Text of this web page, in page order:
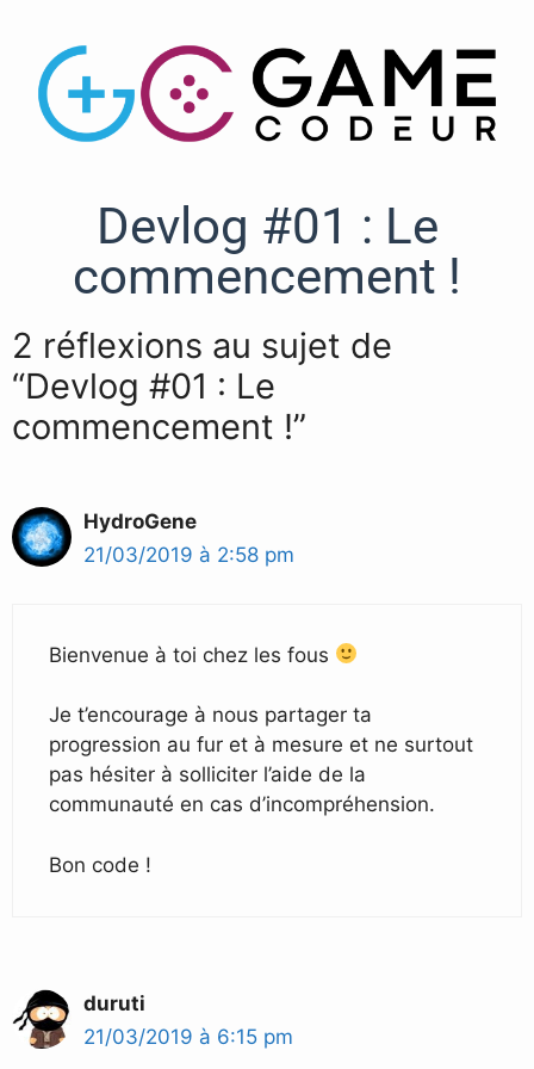
Devlog #01 : Le
commencement !
2 réflexions au sujet de
“Devlog #01 : Le
commencement !”
HydroGene
21/03/2019 à 2:58 pm
Bienvenue à toi chez les fous
Je t’encourage à nous partager ta
progression au fur et à mesure et ne surtout
pas hésiter à solliciter l’aide de la
communauté en cas d’incompréhension.
Bon code !
duruti
21/03/2019 à 6:15 pm